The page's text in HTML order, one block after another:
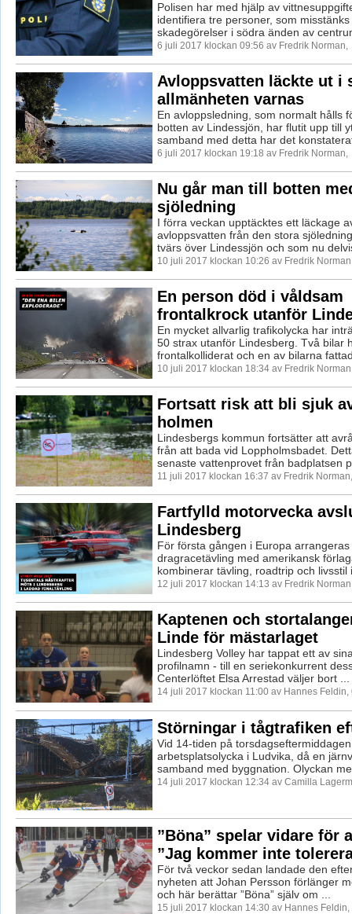
Polisen har med hjälp av
identifiera tre personer, som misstänks
skadegörelser i södra änden av
6 juli 2017 klockan 09:56 av Fredrik Norman,
Avloppsvatten läckte ut i
allmänheten varnas
En avloppsledning, som normalt hålls
botten av Lindessjön, har flutit upp till
samband med detta har det
6 juli 2017 klockan 19:18 av Fredrik Norman,
Nu går man till botten
sjöledning
I förra veckan upptäcktes ett läckage
avloppsvatten från den stora
tvärs över Lindessjön och som nu
10 juli 2017 klockan 10:26 av Fredrik
En person död i våldsam
frontalkrock utanför
En mycket allvarlig trafikolycka har
50 strax utanför Lindesberg. Två bilar
frontalkolliderat och en av bilarna
10 juli 2017 klockan 18:34 av Fredrik
Fortsatt risk att bli sjuk
holmen
Lindesbergs kommun fortsätter att
från att bada vid Loppholmsbadet.
senaste vattenprovet från badplatsen
11 juli 2017 klockan 16:37 av Fredrik Norman,
Fartfylld motorvecka
Lindesberg
För första gången i Europa arrangeras
dragracetävling med amerikansk
kombinerar tävling, roadtrip och livsstil
12 juli 2017 klockan 14:13 av Fredrik
Kaptenen och
Linde för mästarlaget
Lindesberg Volley har tappat ett av
profilnamn - till en seriekonkurrent
Centerlöftet Elsa Arrestad väljer bort ...
14 juli 2017 klockan 11:00 av Hannes
Störningar i tågtrafiken
Vid 14-tiden på
arbetsplatsolycka i Ludvika, då en
samband med byggnation. Olyckan
14 juli 2017 klockan 12:34 av Camilla
”Böna” spelar vidare för
”Jag kommer inte
För två veckor sedan landade den
nyheten att Johan Persson förlänger
och här berättar ”Böna” själv om ...
15 juli 2017 klockan 14:30 av Hannes